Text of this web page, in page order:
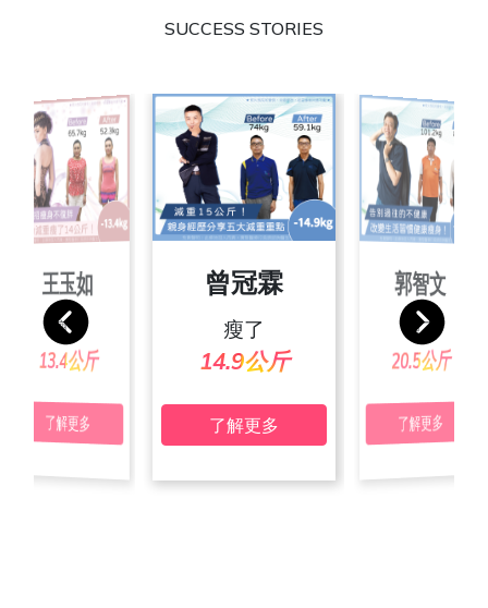
SUCCESS STORIES
曾冠霖
瘦了
14.9公斤
了解更多
郭智文
瘦了
20.5公斤
了解更多
葉沛傑
瘦了
19.4公斤
了解更多
朱彥吉
24.4公斤
宋家玲
瘦了
20.3公斤
了解更多
王玉如
瘦了
13.4公斤
了解更多